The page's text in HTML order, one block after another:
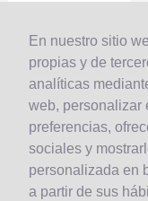
En nuestro sitio
propias y de
analíticas
web, personalizar
preferencias,
sociales y
personalizada en
a partir de sus